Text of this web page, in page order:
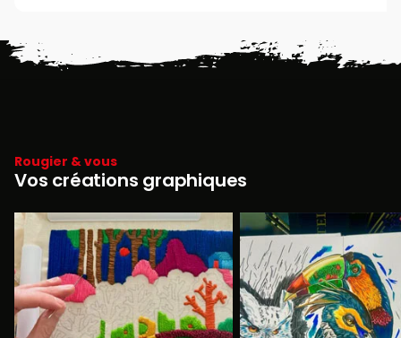
Rougier & vous
Vos créations graphiques